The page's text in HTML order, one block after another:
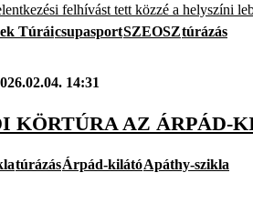
felhívást tett közzé a helyszíni
TúráicsupasportSZEOSZtúrázás
14:31
KÖRTÚRA AZ ÁRPÁD-
túrázásÁrpád-kilátóApáthy-szikla